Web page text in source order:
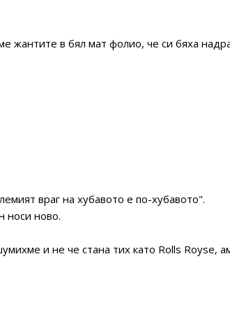
в бял мат фолио, че си бяха
враг на хубавото е по-хубавото".
носи ново.
и не че стана тих като Rolls Royse,